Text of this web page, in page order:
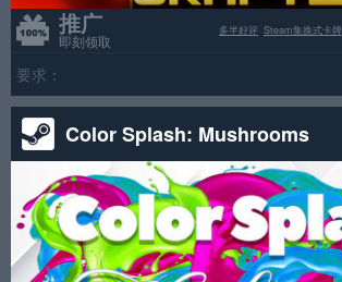
推广
即刻领取
Steam集换式卡牌
多半好评
要求：
Color Splash: Mushrooms